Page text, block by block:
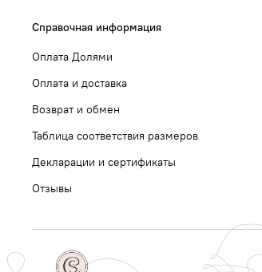
Справочная информация
Оплата Долями
Оплата и доставка
Возврат и обмен
Таблица соответствия размеров
Декларации и сертификаты
Отзывы